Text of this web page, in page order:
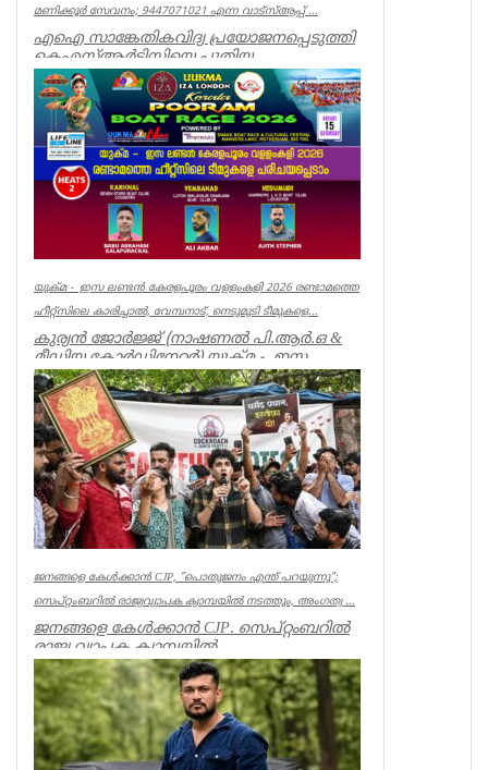
മണിക്കൂർ സേവനം; 9447071021 എന്ന വാട്സ്ആപ്പ് ...
എഐ സാങ്കേതികവിദ്യ പ്രയോജനപ്പെടുത്തി
കെഎസ്ആർടിസിയെ പുതിയ
യുഗത്തിലേക്ക് നയിക്കുകയാണ് ലക്ഷ്യമെന്ന്
ഗതാ...
Kerala
യുക്മ - ഇസ ലണ്ടൻ കേരളപൂരം വളളംകളി 2026 രണ്ടാമത്തെ
ഹീറ്റ്സിലെ കാരിച്ചാൽ, വേമ്പനാട്, നെടുമുടി ടീമുകളെ...
കുര്യൻ ജോർജ്ജ് (നാഷണൽ പി.ആർ.ഒ &
മീഡിയ കോർഡിനേറ്റർ) യുക്മ - ഇസ
ലണ്ടൻ കേരളപൂരം വ...
Associations
ജനങ്ങളെ കേൾക്കാൻ CJP, ”പൊതുജനം എന്ത് പറയുന്നു”;
സെപ്റ്റംബറിൽ രാജ്യവ്യാപക ക്യാമ്പയിൽ നടത്തും, അംഗത്വ ...
ജനങ്ങളെ കേൾക്കാൻ CJP. സെപ്റ്റംബറിൽ
രാജ്യ വ്യാപക ക്യാമ്പയിൽ
നടത്തും.”പൊതുജനം എന്ത് പറയുന്നു” എന്ന
പേ...
India